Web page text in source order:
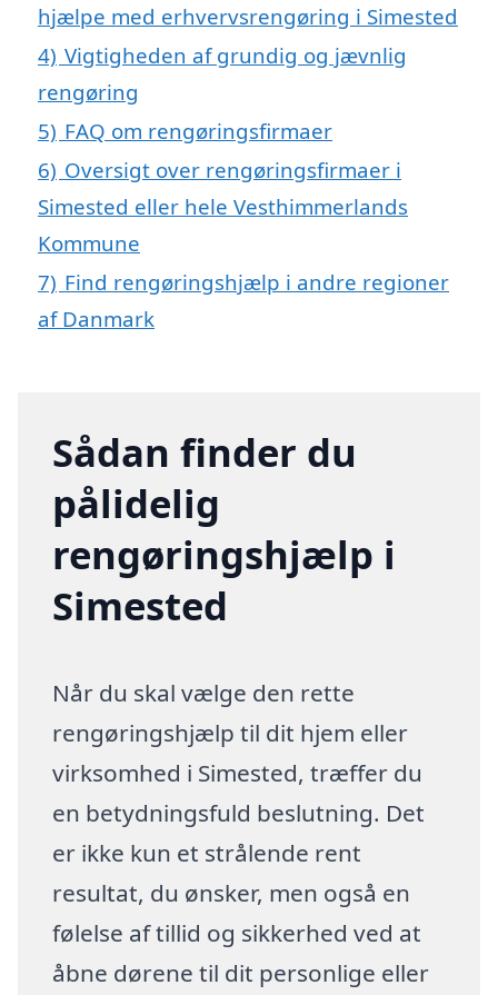
hjælpe med erhvervsrengøring i Simested
4) Vigtigheden af grundig og jævnlig
rengøring
5) FAQ om rengøringsfirmaer
6) Oversigt over rengøringsfirmaer i
Simested eller hele Vesthimmerlands
Kommune
7) Find rengøringshjælp i andre regioner
af Danmark
Sådan finder du
pålidelig
rengøringshjælp i
Simested
Når du skal vælge den rette
rengøringshjælp til dit hjem eller
virksomhed i Simested, træffer du
en betydningsfuld beslutning. Det
er ikke kun et strålende rent
resultat, du ønsker, men også en
følelse af tillid og sikkerhed ved at
åbne dørene til dit personlige eller